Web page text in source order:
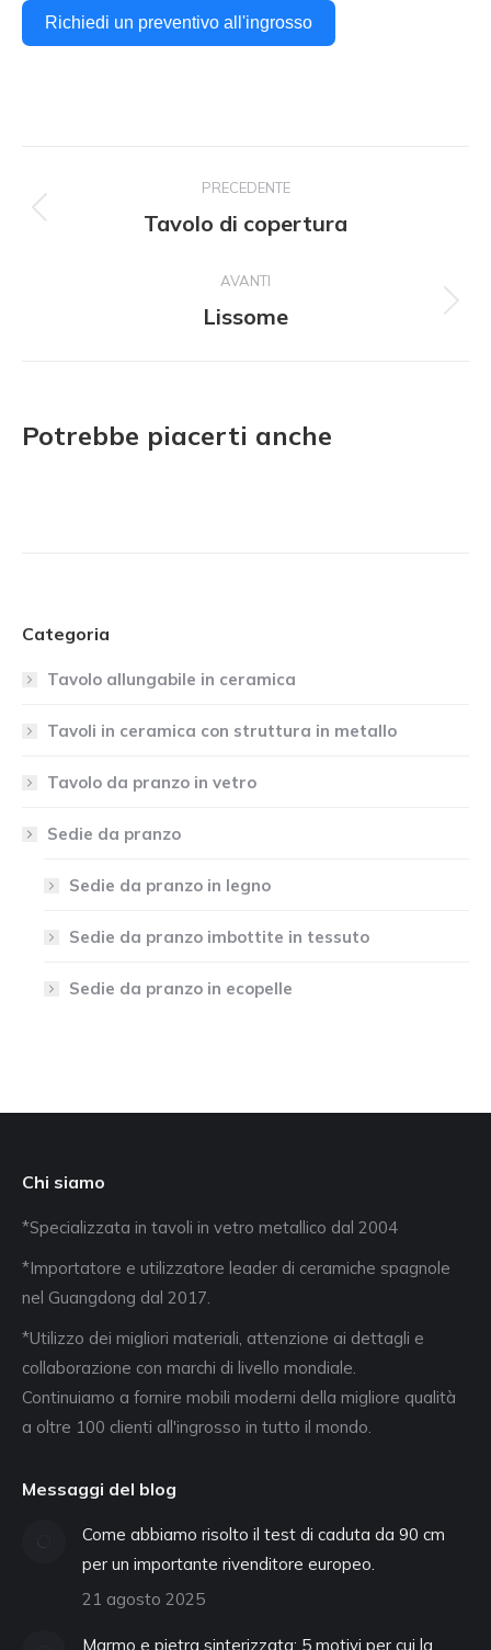
Richiedi un preventivo all'ingrosso
del
PRECEDENTE
Progetto
Tavolo di copertura
AVANTI
Il
Lissome
Potrebbe piacerti anche
Categoria
Tavolo allungabile in ceramica
Tavoli in ceramica con struttura in metallo
Tavolo da pranzo in vetro
Sedie da pranzo
Sedie da pranzo in legno
Sedie da pranzo imbottite in tessuto
Sedie da pranzo in ecopelle
Chi siamo
*Specializzata in tavoli in vetro metallico dal 2004
*Importatore e utilizzatore leader di ceramiche spagnole
nel Guangdong dal 2017.
*Utilizzo dei migliori materiali, attenzione ai dettagli e
collaborazione con marchi di livello mondiale.
Continuiamo a fornire mobili moderni della migliore qualità
a oltre 100 clienti all'ingrosso in tutto il mondo.
Messaggi del blog
Come abbiamo risolto il test di caduta da 90 cm
per un importante rivenditore europeo.
21 agosto 2025
Marmo e pietra sinterizzata: 5 motivi per cui la